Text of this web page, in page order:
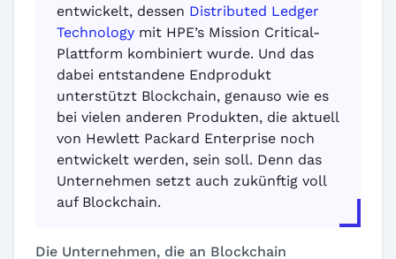
entwickelt, dessen Distributed Ledger
Technology mit HPE’s Mission Critical-
Plattform kombiniert wurde. Und das
dabei entstandene Endprodukt
unterstützt Blockchain, genauso wie es
bei vielen anderen Produkten, die aktuell
von Hewlett Packard Enterprise noch
entwickelt werden, sein soll. Denn das
Unternehmen setzt auch zukünftig voll
auf Blockchain.
Die Unternehmen, die an Blockchain